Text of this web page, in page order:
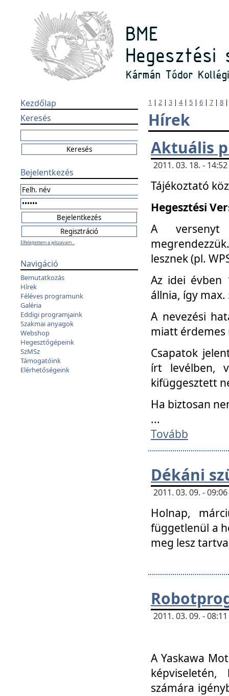
Kezdőlap
Keresés
Bejelentkezés
Elfelejtettem a jelszavam...
Navigáció
Bemutatkozás
Hírek
Féléves programunk
Galéria
Eddigi programjaink
Szakmai anyagok
Webshop
Hegesztőgépeink
SzMSz
Támogatóink
Elérhetőségeink
1 | 2 | 3 | 4| 5 | 6 | 7 | 8
Hírek
Aktuális
2011. 03. 18. -
Tájékoztató
Hegesztési
A versenyt
lesznek (pl.
Az idei évben
állnia, így
A nevezési
miatt érdemes
Csapatok
írt levélben,
kifüggesztett
Ha biztosan
...
Tovább
Dékáni
2011. 03. 09. -
Holnap,
függetlenül a
meg lesz
2011. 03. 09. -
A Yaskawa
számára